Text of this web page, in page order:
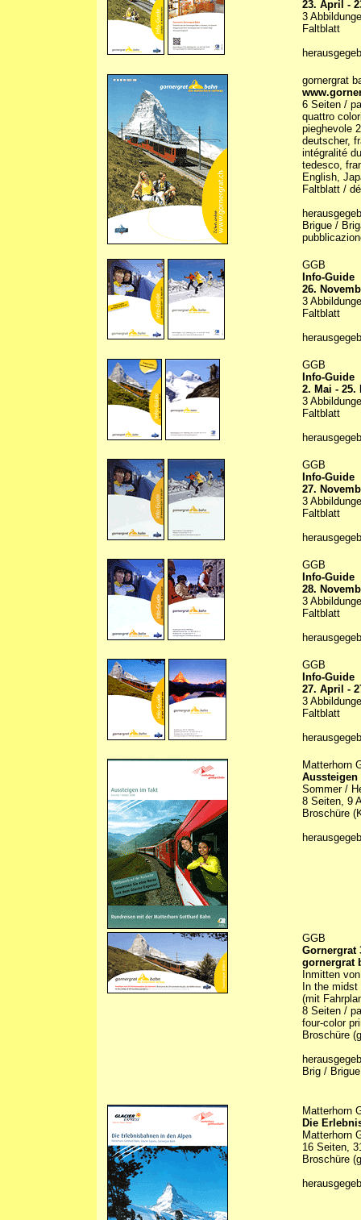
23. April -
3
Faltblatt
gornergrat
6 Seiten /
quattro
pieghevole
deutscher,
intégralité
tedesco,
English,
Faltblatt /
Brigue /
GGB
Info-Guide
26.
3
Faltblatt
GGB
Info-Guide
2. Mai - 25.
3
Faltblatt
GGB
Info-Guide
27.
3
Faltblatt
GGB
Info-Guide
28.
3
Faltblatt
GGB
Info-Guide
27. April -
3
Faltblatt
Matterhorn
Aussteigen
Sommer /
8 Seiten, 9
Broschüre
GGB
Gornergrat
gornergrat
Inmitten
In the
(mit
8 Seiten /
four-color
Broschüre
Brig /
Matterhorn
Die
Matterhorn
16 Seiten,
Broschüre